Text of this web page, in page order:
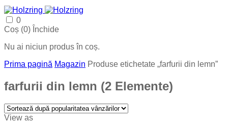
0
Coș (0) Închide
Nu ai niciun produs în coș.
Prima pagină Magazin Produse etichetate „farfurii din lemn”
farfurii din lemn (2 Elemente)
View as